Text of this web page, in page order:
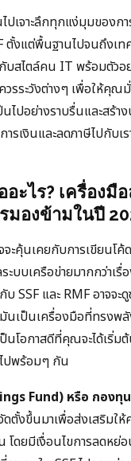
ปเจาะลึกทุกแง่มุมของก
ตั้งแต่พื้นฐานไปจนถึงเ
บสไตล์คน IT พร้อมตัวอ
วรระวังต่างๆ เพื่อให้คุณ
ปอย่างราบรื่นและสร้า
รเงินและลดภาษีไปกับเ
อะไร? เครื่องมื
มองข้ามในปี
คุ้นเคยกับการเขียนโค้ด
บบเครือข่ายมากกว่าเรื่
กับ SSF และ RMF อาจจ
นเป็นเครื่องมือที่ทรงพ
นโอกาสดีที่คุณจะได้เริ่ม
ปพร้อมๆ กัน
Fund) หรือ กองทุ
ตั้งขึ้นมาเพื่อส่งเสริมให้
โดยมีเงื่อนไขการลดหย่